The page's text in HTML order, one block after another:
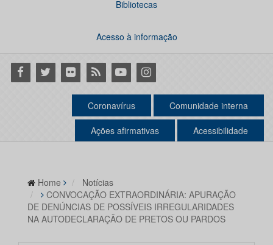
Bibliotecas
Acesso à informação
Facebook
Twitter Flickr RSS YoutubeInstagram
Coronavírus Comunidade interna
Ações afirmativas Acessibilidade
Home
Notícias
CONVOCAÇÃO EXTRAORDINÁRIA: APURAÇÃO
DE DENÚNCIAS DE POSSÍVEIS IRREGULARIDADES
NA AUTODECLARAÇÃO DE PRETOS OU PARDOS